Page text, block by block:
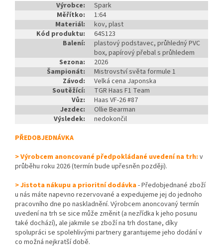
Výrobce:
Spark
Měřítko:
1:64
Materiál:
kov, plast
Kód produktu:
64S123
Balení:
plastový podstavec, průhledný PVC
box, papírový přebal s průhledem
Sezona:
2026
Šampionát:
Mistrovství světa formule 1
Závod:
Velká cena Japonska
Soutěžící:
TGR Haas F1 Team
Vůz:
Haas VF-26 #87
Jezdec:
Ollie Bearman
Výsledek:
nedokončil
PŘEDOBJEDNÁVKA
> Výrobcem anoncované předpokládané uvedení na trh: v
průběhu roku 2026 (termín bude upřesněn později).
> Jistota nákupu a prioritní dodávka- Předobjednané zboží
u nás máte napevno rezervované a expedujeme jej do jednoho
pracovního dne po naskladnění. Výrobcem anoncovaný termín
uvedení na trh se sice může změnit (a nezřídka k jeho posunu
také dochází), ale jakmile se zboží na trh dostane, díky
spolupráci se spolehlivými partnery garantujeme jeho dodání v
co možná nejkratší době.